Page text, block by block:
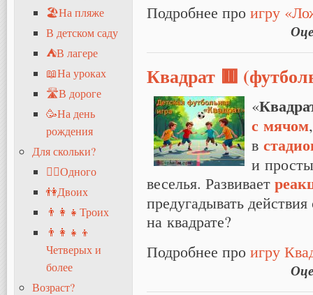
Подробнее про игру
Квадрат 🟥
«
с мячом
в
и
веселья. Развивает
предугадывать
на квадрате?
Подробнее про игру
🏖На пляже
В детском саду
⛺В лагере
📖На уроках
🛣В дороге
🥳На день
рождения
Для скольки?
🧍‍♂️Одного
👫Двоих
👨‍👩‍👧Троих
👨‍👩‍👧‍👦
Четверых и
более
Возраст?